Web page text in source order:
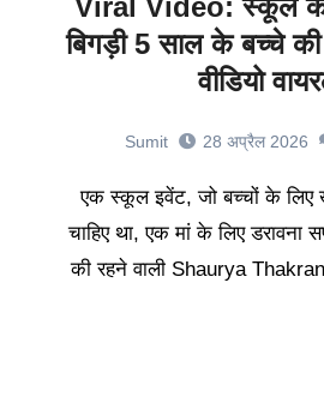
Viral Video: स्कूल
बिगड़ी 5 साल के बच्चे
वीडियो
Sumit 28 अप्रैल 2026
एक स्कूल इवेंट, जो बच्चों के लिए खुशी का मौका होना
चाहिए था, एक मां के लिए डरावना
की रहने वाली Shaurya